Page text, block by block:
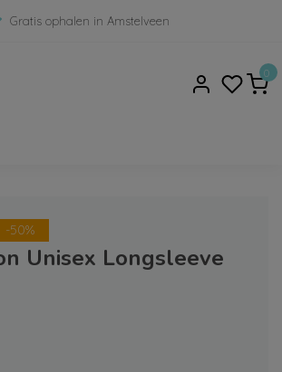
Gratis ophalen in Amstelveen
0
-50%
Unisex Longsleeve